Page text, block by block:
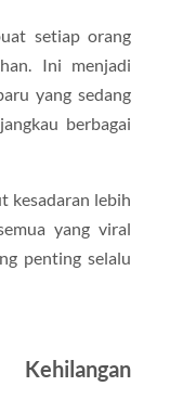
setiap orang
Ini menjadi
yang sedang
berbagai
kesadaran lebih
yang viral
penting selalu